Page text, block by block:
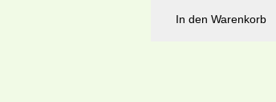
In den Warenkorb